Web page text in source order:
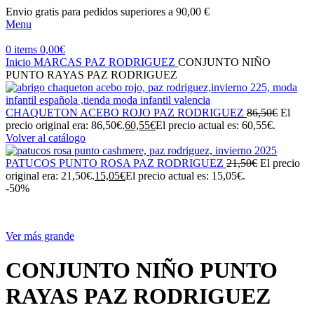
Envio gratis para pedidos superiores a 90,00 €
Menu
0 items 0,00€
Inicio MARCAS PAZ RODRIGUEZ CONJUNTO NIÑO
PUNTO RAYAS PAZ RODRIGUEZ
CHAQUETON ACEBO ROJO PAZ RODRIGUEZ 86,50€ El
precio original era: 86,50€.60,55€El precio actual es: 60,55€.
Volver al catálogo
PATUCOS PUNTO ROSA PAZ RODRIGUEZ 21,50€ El precio
original era: 21,50€.15,05€El precio actual es: 15,05€.
-50%
Ver más grande
CONJUNTO NIÑO PUNTO
RAYAS PAZ RODRIGUEZ